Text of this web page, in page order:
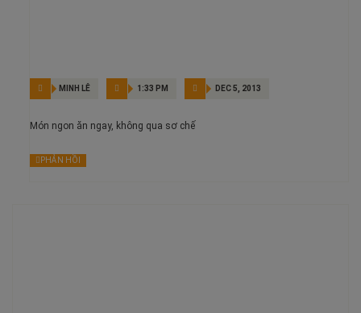
MINH LÊ 1:33 PM DEC 5, 2013
Món ngon ăn ngay, không qua sơ chế
PHẢN HỒI